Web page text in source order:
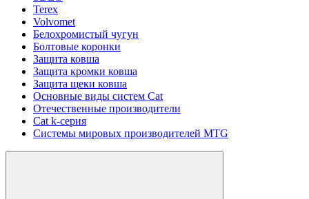
Terex
Volvomet
Белохромистый чугун
Болтовые коронки
Защита ковша
Защита кромки ковша
Защита щеки ковша
Основные виды систем Cat
Отечественные производители
Сat k-серия
Системы мировых производителей MTG